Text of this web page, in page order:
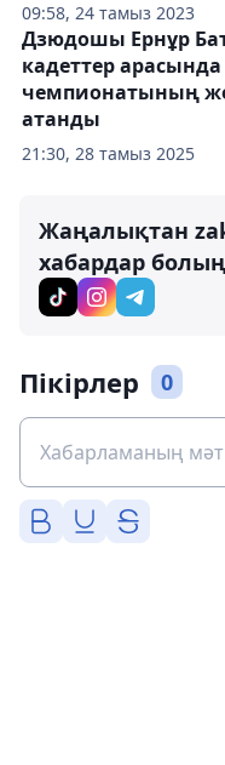
09:58, 24 тамыз 2023
21:30, 28 тамыз 2025
Дзюдошы Ернұр
кадеттер
чемпионатының
атанды
Жаңалықтан
хабардар
Пікірлер 0